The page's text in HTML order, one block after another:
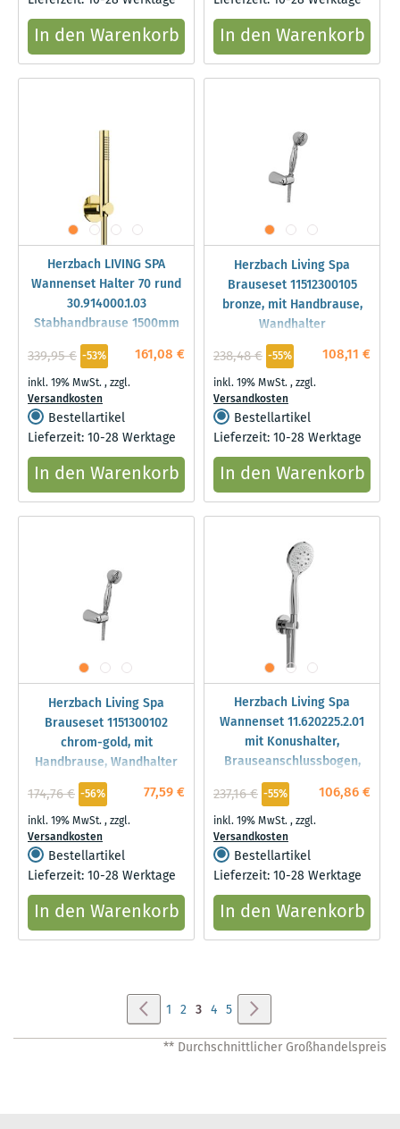
In den Warenkorb In den Warenkorb
Herzbach LIVING SPA
Wannenset Halter 70 rund
30.914000.1.03
Stabhandbrause 1500mm
PVD Gold
161,08 €
339,95 € -53%
inkl. 19% MwSt.,zzgl.
Versandkosten
Bestellartikel
Lieferzeit: 10-28 Werktage
In den Warenkorb
Herzbach Living Spa
Brauseset 11512300105
bronze, mit Handbrause,
Wandhalter
108,11 €
238,48 € -55%
inkl. 19% MwSt.,zzgl.
Versandkosten
Bestellartikel
Lieferzeit: 10-28 Werktage
In den Warenkorb
Herzbach Living Spa
Brauseset 1151300102
chrom-gold, mit
Handbrause, Wandhalter
77,59 €
174,76 € -56%
inkl. 19% MwSt.,zzgl.
Versandkosten
Bestellartikel
Lieferzeit: 10-28 Werktage
In den Warenkorb
Herzbach Living Spa
Wannenset 11.620225.2.01
mit Konushalter,
Brauseanschlussbogen,
1.250mm, round, chrom
106,86 €
237,16 € -55%
inkl. 19% MwSt.,zzgl.
Versandkosten
Bestellartikel
Lieferzeit: 10-28 Werktage
In den Warenkorb
Seite Seite
Zurück
Seite
1 Seite
2 Sie
lesen
3 Seite
4 Seite
5
** Durchschnittlicher Großhandelspreis